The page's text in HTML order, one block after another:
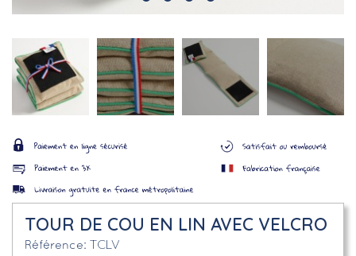
TOUR DE COU EN LIN AVEC VELCRO
Référence TCLV